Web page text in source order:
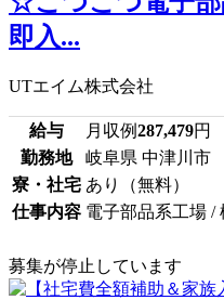
即入...
UTエイム株式会社
給与 月収例287,479円
勤務地
岐阜県 中津川市
寮・社宅 あり（無料）
仕事内容 電子部品系工場 /
募集が停止しています